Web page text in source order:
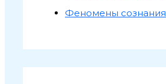
Феномены сознания